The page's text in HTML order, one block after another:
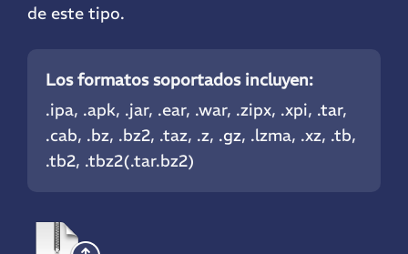
de este tipo.
Los formatos soportados incluyen:
.ipa, .apk, .jar, .ear, .war, .zipx, .xpi, .tar,
.cab, .bz, .bz2, .taz, .z, .gz, .lzma, .xz, .tb,
.tb2, .tbz2(.tar.bz2)